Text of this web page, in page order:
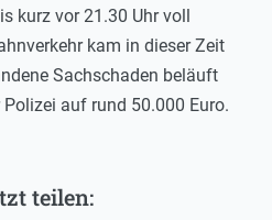
kurz vor 21.30 Uhr voll
kam in dieser Zeit
Sachschaden beläuft
auf rund 50.000 Euro.